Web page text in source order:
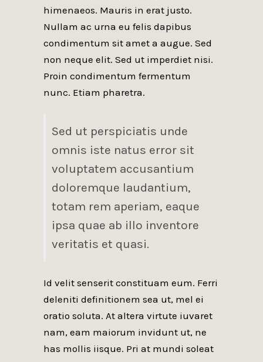
himenaeos. Mauris in erat justo.
Nullam ac urna eu felis dapibus
condimentum sit amet a augue. Sed
non neque elit. Sed ut imperdiet nisi.
Proin condimentum fermentum
nunc. Etiam pharetra.
Sed ut perspiciatis unde
omnis iste natus error sit
voluptatem accusantium
doloremque laudantium,
totam rem aperiam, eaque
ipsa quae ab illo inventore
veritatis et quasi.
Id velit senserit constituam eum. Ferri
deleniti definitionem sea ut, mel ei
oratio soluta. At altera virtute iuvaret
nam, eam maiorum invidunt ut, ne
has mollis iisque. Pri at mundi soleat